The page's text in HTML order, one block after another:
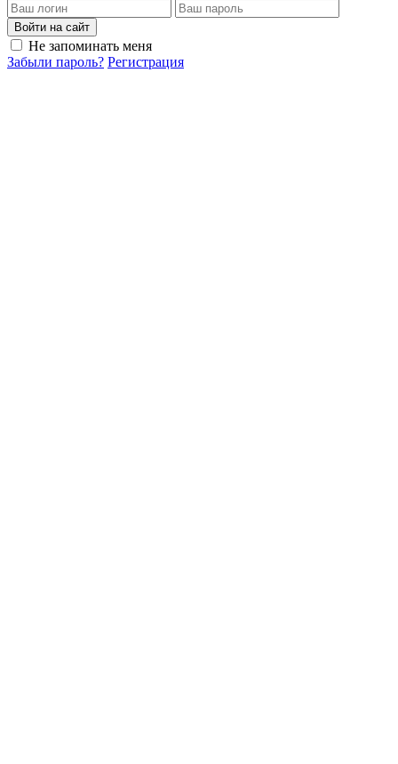
Войти на сайт
Не запоминать меня
Забыли пароль? Регистрация